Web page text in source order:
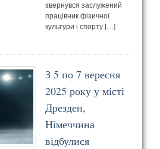
звернувся заслужений
працівник фізичної
культури і спорту […]
З 5 по 7 вересня
2025 року у місті
Дрезден,
Німеччина
відбулися